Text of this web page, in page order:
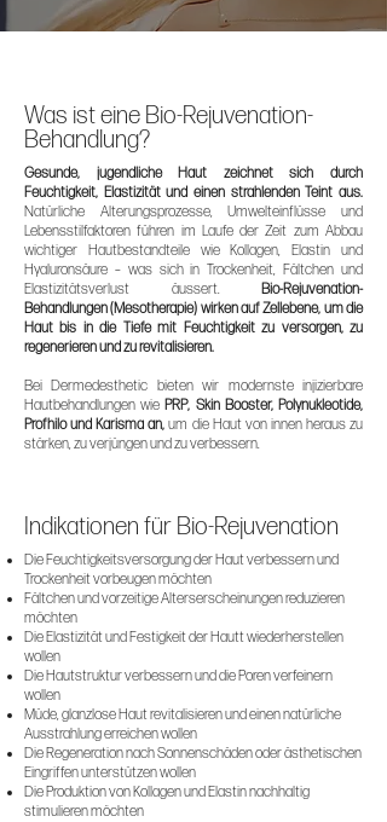
Was ist eine Bio-Rejuvenation-
Behandlung?
Gesunde, jugendliche Haut zeichnet sich durch
Feuchtigkeit, Elastizität und einen strahlenden Teint aus.
Natürliche Alterungsprozesse, Umwelteinflüsse und
Lebensstilfaktoren führen im Laufe der Zeit zum Abbau
wichtiger Hautbestandteile wie Kollagen, Elastin und
Hyaluronsäure – was sich in Trockenheit, Fältchen und
Elastizitätsverlust äussert. Bio-Rejuvenation-
Behandlungen (Mesotherapie) wirken auf Zellebene, um die
Haut bis in die Tiefe mit Feuchtigkeit zu versorgen, zu
regenerieren und zu revitalisieren.
Bei Dermedesthetic bieten wir modernste injizierbare
Hautbehandlungen wie PRP, Skin Booster, Polynukleotide,
Profhilo und Karisma an, um die Haut von innen heraus zu
stärken, zu verjüngen und zu verbessern.
Indikationen für Bio-Rejuvenation
Die Feuchtigkeitsversorgung der Haut verbessern und
Trockenheit vorbeugen möchten
Fältchen und vorzeitige Alterserscheinungen reduzieren
möchten
Die Elastizität und Festigkeit der Hautt wiederherstellen
wollen
Die Hautstruktur verbessern und die Poren verfeinern
wollen
Müde, glanzlose Haut revitalisieren und einen natürliche
Ausstrahlung erreichen wollen
Die Regeneration nach Sonnenschäden oder ästhetischen
Eingriffen unterstützen wollen
Die Produktion von Kollagen und Elastin nachhaltig
stimulieren möchten